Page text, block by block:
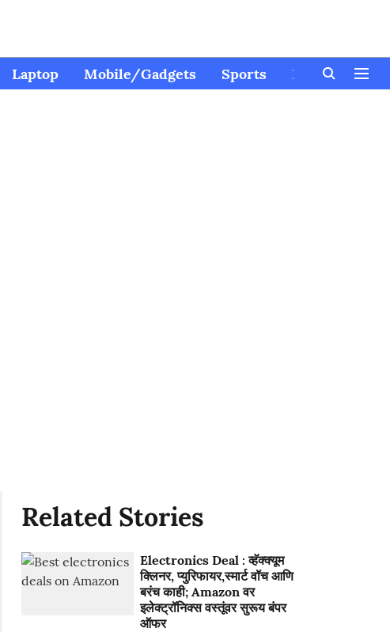
Laptop Mobile/Gadgets Sports Kids
Related Stories
Electronics Deal : व्हॅक्क्यूम
क्लिनर, प्युरिफायर,स्मार्ट वॉच आणि
बरंच काही; Amazon वर
इलेक्ट्रॉनिक्स वस्तूंवर सुरूय बंपर
ऑफर